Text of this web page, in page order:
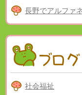
長野でアルファ
社会福祉